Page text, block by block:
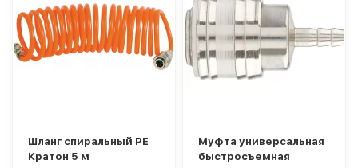
Шланг спиральный PE
Кратон 5 м
Муфта универсальная
быстросъемная